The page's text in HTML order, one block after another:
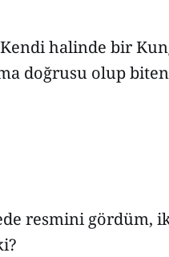
halinde bir
doğrusu olup
resmini gördüm,